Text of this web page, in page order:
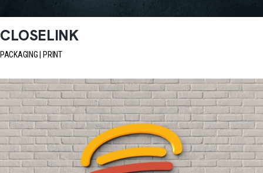
CLOSELINK
PACKAGING PRINT